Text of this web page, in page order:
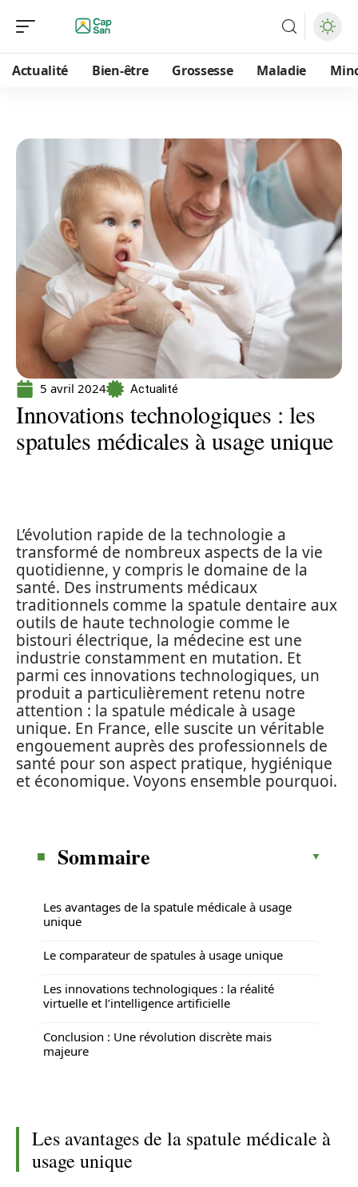
Actualité Bien-être Grossesse Maladie
5 avril 2024 Actualité
Innovations technologiques : les
spatules médicales à usage unique
L’évolution rapide de la technologie a
transformé de nombreux aspects de la vie
quotidienne, y compris le domaine de la
santé. Des instruments médicaux
traditionnels comme la spatule dentaire aux
outils de haute technologie comme le
bistouri électrique, la médecine est une
industrie constamment en mutation. Et
parmi ces innovations technologiques, un
produit a particulièrement retenu notre
attention : la spatule médicale à usage
unique. En France, elle suscite un véritable
engouement auprès des professionnels de
santé pour son aspect pratique, hygiénique
et économique. Voyons ensemble pourquoi.
Sommaire
Les avantages de la spatule médicale à usage
unique
Le comparateur de spatules à usage unique
Les innovations technologiques : la réalité
virtuelle et l’intelligence artificielle
Conclusion : Une révolution discrète mais
majeure
Les avantages de la spatule médicale à
usage unique